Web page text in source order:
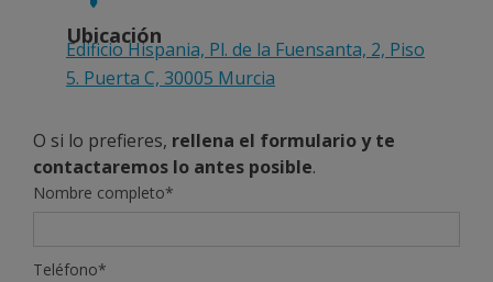
Ubicación
Edificio Hispania, Pl. de la Fuensanta, 2, Piso
5. Puerta C, 30005 Murcia
O si lo prefieres, rellena el formulario y te
contactaremos lo antes posible.
Nombre completo*
Teléfono*